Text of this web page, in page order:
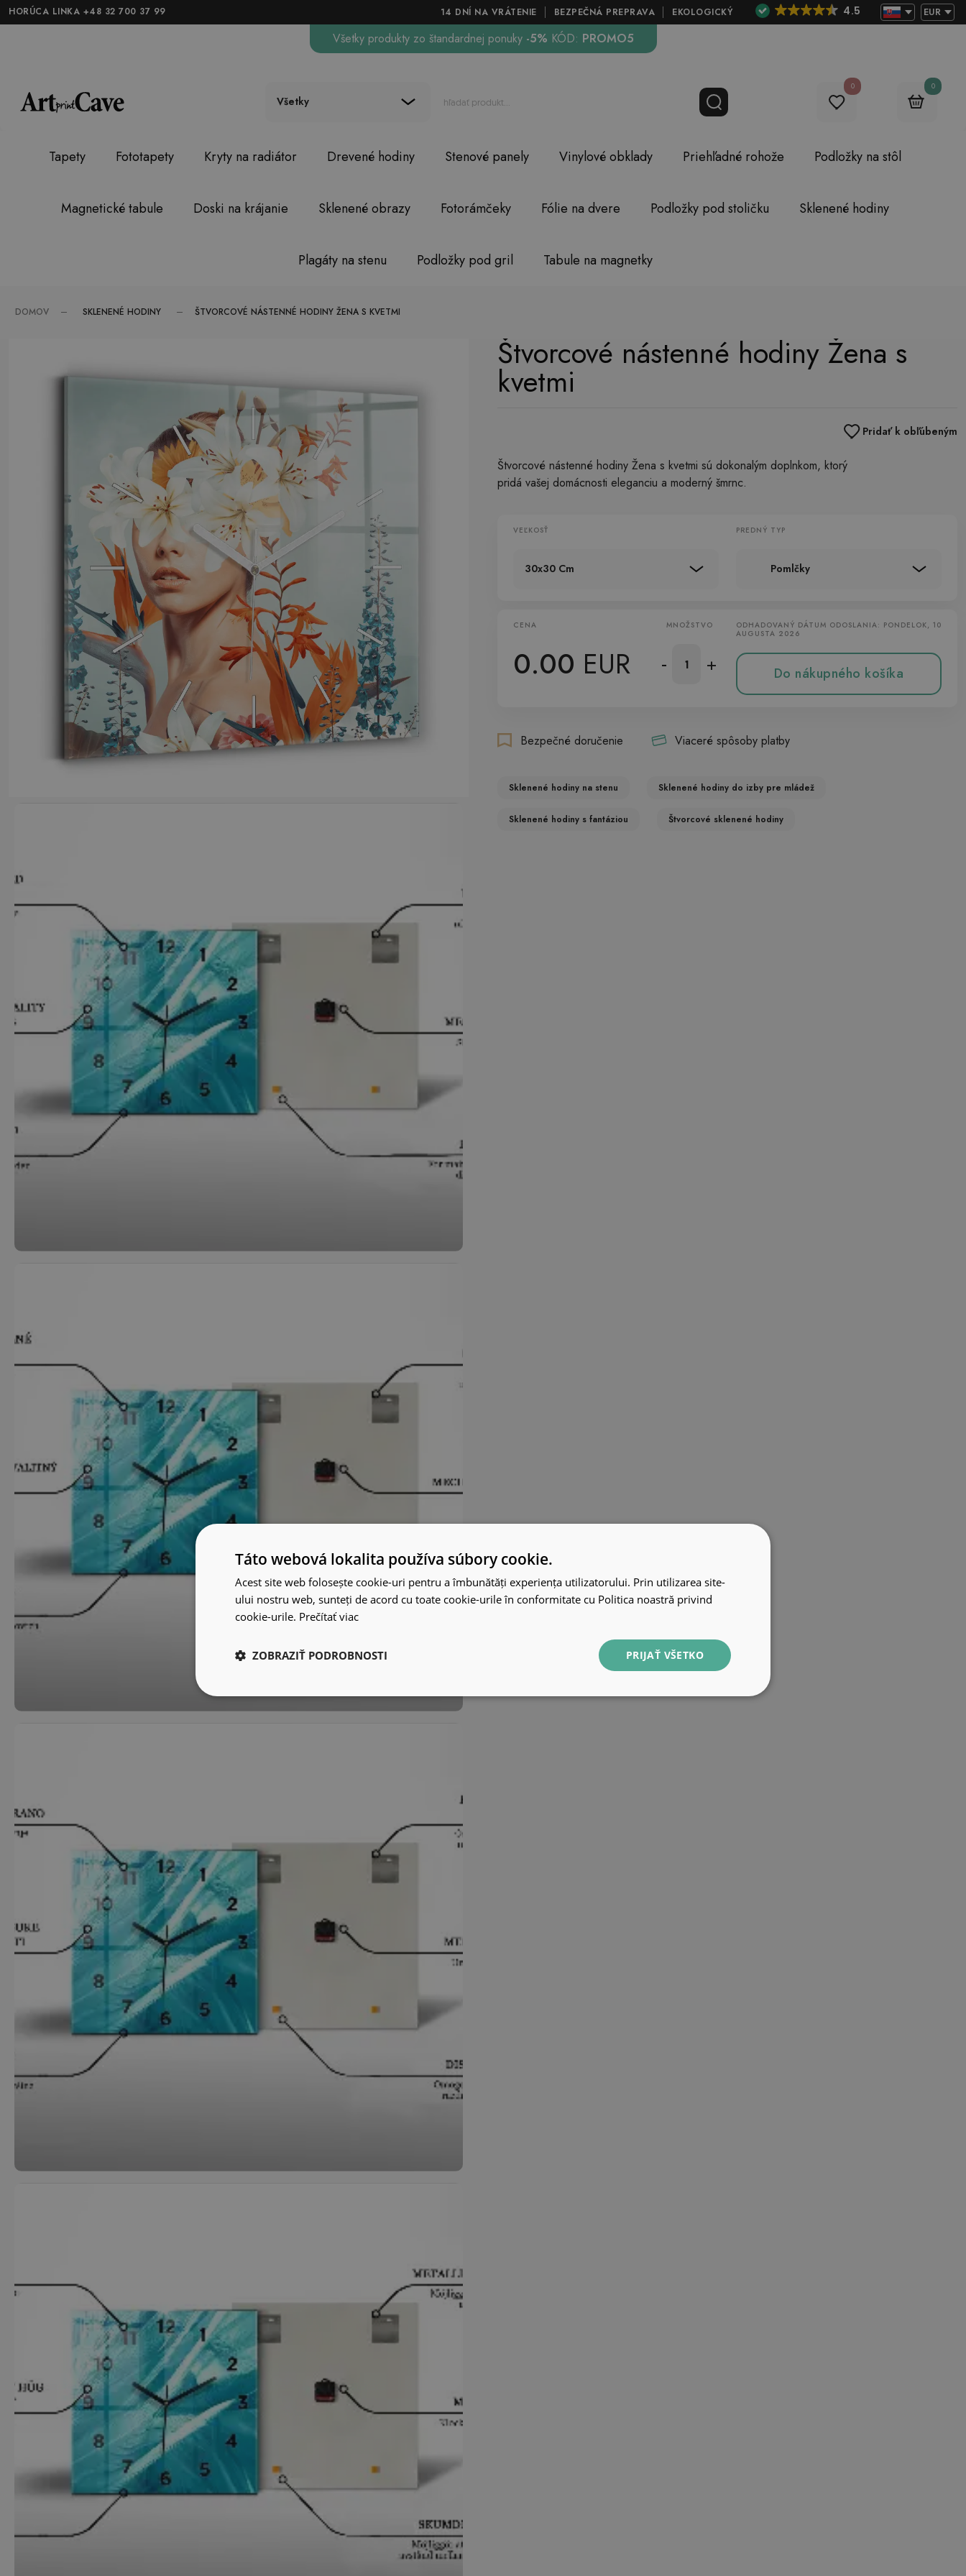
HORÚCA LINKA +48 32 700 37 99 14 DNÍ NA VRÁTENIE BEZPEČNÁ PREPRAVA EKOLOGICKÝ 4.5 EUR
Všetky produkty zo štandardnej ponuky -5% KÓD: PROMO5
Všetky
0 0
Tapety Fototapety Kryty na radiátor Drevené hodiny Stenové panely Vinylové obklady Priehľadné rohože Podložky na stôl
Magnetické tabule Doski na krájanie Sklenené obrazy Fotorámčeky Fólie na dvere Podložky pod stoličku Sklenené hodiny
Plagáty na stenu Podložky pod gril Tabule na magnetky
DOMOV SKLENENÉ HODINY ŠTVORCOVÉ NÁSTENNÉ HODINY ŽENA S KVETMI
Štvorcové nástenné hodiny Žena s
kvetmi
Pridať k obľúbeným
Štvorcové nástenné hodiny Žena s kvetmi sú dokonalým doplnkom, ktorý
pridá vašej domácnosti eleganciu a moderný šmrnc.
VEĽKOSŤ
30x30 Cm
PREDNÝ TYP
Pomlčky
CENA
0.00 EUR
MNOŽSTVO
- +
ODHADOVANÝ DÁTUM ODOSLANIA: PONDELOK, 10
AUGUSTA 2026
Do nákupného košíka
Bezpečné doručenie Viaceré spôsoby platby
Sklenené hodiny na stenu Sklenené hodiny do izby pre mládež
Sklenené hodiny s fantáziou Štvorcové sklenené hodiny
Táto webová lokalita používa súbory cookie.
Acest site web folosește cookie-uri pentru a îmbunătăți experiența utilizatorului. Prin utilizarea site-
ului nostru web, sunteți de acord cu toate cookie-urile în conformitate cu Politica noastră privind
cookie-urile. Prečítať viac
PRIJAŤ VŠETKO
ZOBRAZIŤ PODROBNOSTI